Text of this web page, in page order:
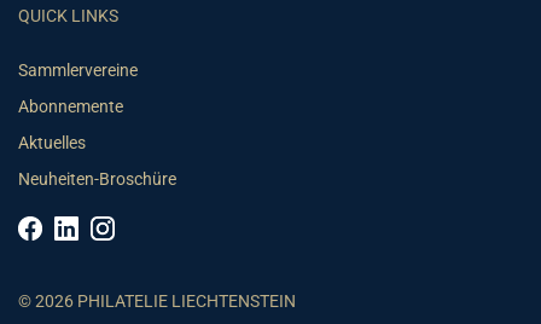
QUICK LINKS
Sammlervereine
Abonnemente
Aktuelles
Neuheiten-Broschüre
© 2026 PHILATELIE LIECHTENSTEIN